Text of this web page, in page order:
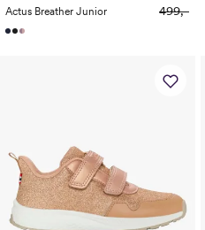
Actus Breather Junior
499,-